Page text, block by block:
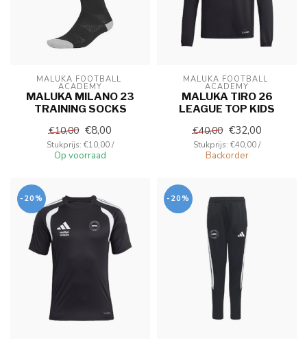
MALUKA FOOTBALL
ACADEMY
MALUKA MILANO 23
TRAINING SOCKS
€10,00 €8,00
Stukprijs: €10,00 /
Op voorraad
MALUKA FOOTBALL
ACADEMY
MALUKA TIRO 26
LEAGUE TOP KIDS
€40,00 €32,00
Stukprijs: €40,00 /
Backorder
-20% -20%